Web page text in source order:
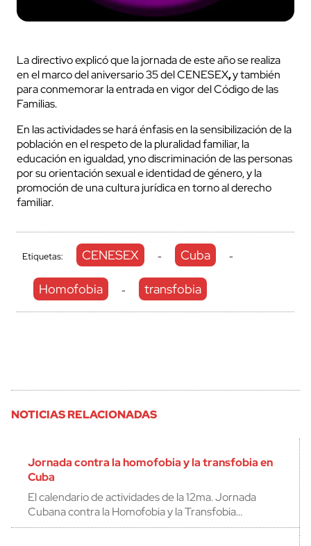
La directivo explicó que la jornada de este año se realiza
en el marco del aniversario 35 del CENESEX,y también
para conmemorar la entrada en vigor del Código de las
Familias.
En las actividades se hará énfasis en la sensibilización de la
población en el respeto de la pluralidad familiar, la
educación en igualdad, yno discriminación de las personas
por su orientación sexual e identidad de género, y la
promoción de una cultura jurídica en torno al derecho
familiar.
Etiquetas: CENESEX - Cuba -
Homofobia - transfobia
NOTICIAS RELACIONADAS
Jornada contra la homofobia y la transfobia en
Cuba
El calendario de actividades de la 12ma. Jornada
Cubana contra la Homofobia y la Transfobia…